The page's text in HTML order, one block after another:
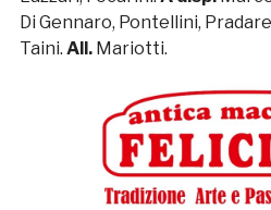
Di Gennaro, Pontellini,
Taini. All.Mariotti.